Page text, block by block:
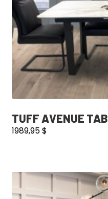
TUFF AVENUE
1989,95$